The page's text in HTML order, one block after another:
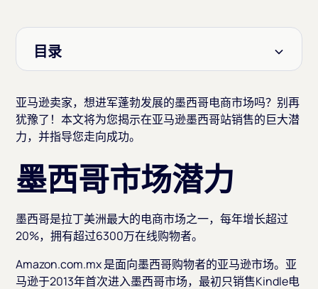
亚马逊卖家，想进军蓬勃发展的墨西哥电商市场吗？别再
犹豫了！本文将为您揭示在亚马逊墨西哥站销售的巨大潜
力，并指导您走向成功。
墨西哥市场潜力
墨西哥是拉丁美洲最大的电商市场之一，每年增长超过
20%，拥有超过6300万在线购物者。
Amazon.com.mx 是面向墨西哥购物者的亚马逊市场。亚
马逊于2013年首次进入墨西哥市场，最初只销售Kindle电
目录